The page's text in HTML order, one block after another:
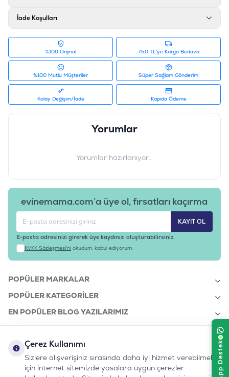
Ham Protein %26, Karbonhidratlar %43, Ham Lif %2, Ham Yağ
Ürün Filtreleri
Barkod
:
6971320732138
Tedarikçi Ürün Kodu
İade Koşulları
%100 Orijinal 750 TL'ye Kargo Bedava
%100 Mutlu Müşteriler Süper Sağlam Gönderim
Kolay Değişim/İade Kapıda Ödeme
Yorumlar
Yorumlar hazırlanıyor...
evinemama.com’a üye ol, fırsatları kaçırma
KAYIT OL
E-posta adresinizi girerek üye kaydınızı oluşturabilirsiniz.
KVKK Sözleşmesi'ni okudum, kabul ediyorum.
POPÜLER MARKALAR
POPÜLER KATEGORILER
EN POPÜLER BLOG YAZILARIMIZ
KURUMSAL
Çerez Kullanımı
Sizlere alışverişiniz sırasında daha iyi hizmet verebilmek
için internet sitemizde yasalara uygun çerezler